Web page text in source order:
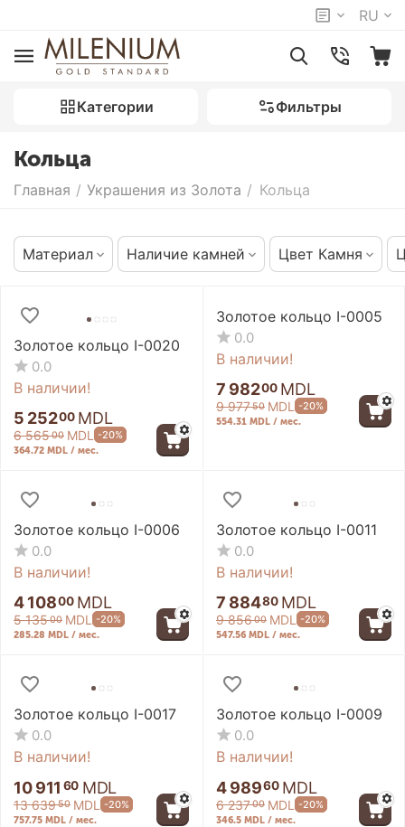
RU
Категории Фильтры
Кольца
Главная / Украшения из Золота / Кольца
Материал Наличие камней Цвет Камня
Золотое кольцо I-0020
0.0
В наличии!
5 25200 MDL
6 56500 MDL -20%
364.72 MDL / мес.
Золотое кольцо I-0005
0.0
В наличии!
7 98200 MDL
9 97750 MDL -20%
554.31 MDL / мес.
Золотое кольцо I-0006
0.0
В наличии!
4 10800 MDL
5 13500 MDL -20%
285.28 MDL / мес.
Золотое кольцо I-0011
0.0
В наличии!
7 88480 MDL
9 85600 MDL -20%
547.56 MDL / мес.
Золотое кольцо I-0017
0.0
В наличии!
10 911 60 MDL
13 63950 MDL -20%
757.75 MDL / мес.
Золотое кольцо I-0009
0.0
В наличии!
4 98960 MDL
6 23700 MDL -20%
346.5 MDL / мес.